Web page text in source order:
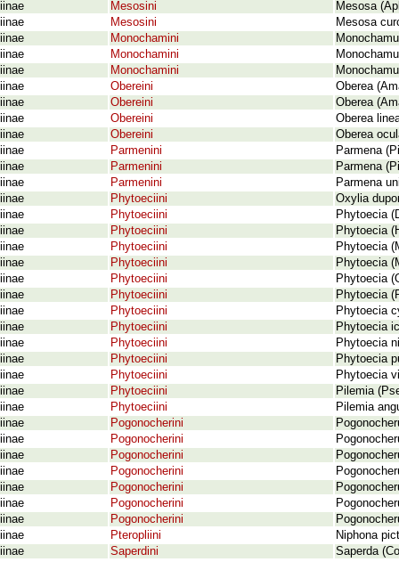
Mesosini
Mesosa
Mesosini
Mesosa
Monochamini
Monochamini
Monochamini
Obereini
Oberea
Obereini
Oberea
Obereini
Oberea
Obereini
Oberea
Parmenini
Parmena
Parmenini
Parmena
Parmenini
Parmena
Phytoeciini
Oxylia
Phytoeciini
Phytoecia
Phytoeciini
Phytoecia
Phytoeciini
Phytoecia
Phytoeciini
Phytoecia
Phytoeciini
Phytoecia
Phytoeciini
Phytoecia
Phytoeciini
Phytoecia
Phytoeciini
Phytoecia
Phytoeciini
Phytoecia
Phytoeciini
Phytoecia
Phytoeciini
Phytoecia
Phytoeciini
Pilemia
Phytoeciini
Pilemia
Pogonocherini
Pogonocherini
Pogonocherini
Pogonocherini
Pogonocherini
Pogonocherini
Pogonocherini
Pteropliini
Niphona
Saperdini
Saperda